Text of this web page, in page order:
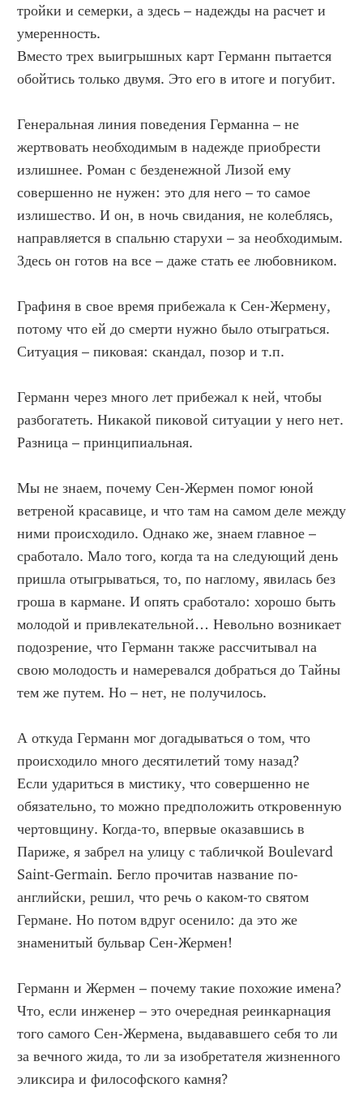
тройки и семерки, а здесь – надежды на расчет и
умеренность.
Вместо трех выигрышных карт Германн пытается
обойтись только двумя. Это его в итоге и погубит.
Генеральная линия поведения Германна – не
жертвовать необходимым в надежде приобрести
излишнее. Роман с безденежной Лизой ему
совершенно не нужен: это для него – то самое
излишество. И он, в ночь свидания, не колеблясь,
направляется в спальню старухи – за необходимым.
Здесь он готов на все – даже стать ее любовником.
Графиня в свое время прибежала к Сен-Жермену,
потому что ей до смерти нужно было отыграться.
Ситуация – пиковая: скандал, позор и т.п.
Германн через много лет прибежал к ней, чтобы
разбогатеть. Никакой пиковой ситуации у него нет.
Разница – принципиальная.
Мы не знаем, почему Сен-Жермен помог юной
ветреной красавице, и что там на самом деле между
ними происходило. Однако же, знаем главное –
сработало. Мало того, когда та на следующий день
пришла отыгрываться, то, по наглому, явилась без
гроша в кармане. И опять сработало: хорошо быть
молодой и привлекательной… Невольно возникает
подозрение, что Германн также рассчитывал на
свою молодость и намеревался добраться до Тайны
тем же путем. Но – нет, не получилось.
А откуда Германн мог догадываться о том, что
происходило много десятилетий тому назад?
Если удариться в мистику, что совершенно не
обязательно, то можно предположить откровенную
чертовщину. Когда-то, впервые оказавшись в
Париже, я забрел на улицу с табличкой Boulevard
Saint-Germain. Бегло прочитав название по-
английски, решил, что речь о каком-то святом
Германе. Но потом вдруг осенило: да это же
знаменитый бульвар Сен-Жермен!
Германн и Жермен – почему такие похожие имена?
Что, если инженер – это очередная реинкарнация
того самого Сен-Жермена, выдававшего себя то ли
за вечного жида, то ли за изобретателя жизненного
эликсира и философского камня?